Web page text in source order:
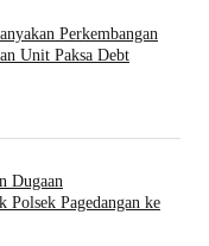
Perkembangan
Unit Paksa Debt
Dugaan
Pagedangan ke